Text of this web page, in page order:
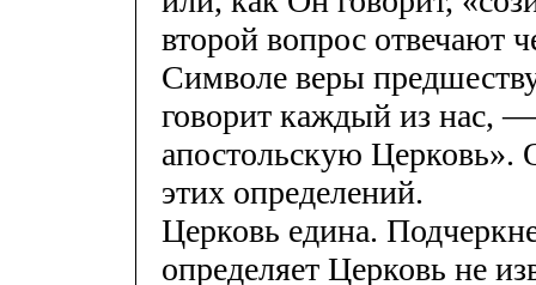
второй вопрос отвечают
Символе веры
говорит каждый из нас,
апостольскую Церковь».
этих определений.
Церковь едина.
определяет Церковь не